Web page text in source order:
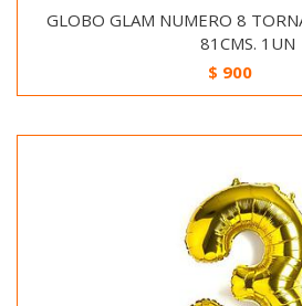
GLOBO GLAM NUMERO 8
81CMS. 1UN
$ 900